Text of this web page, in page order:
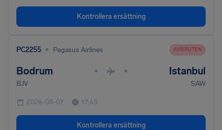
Kontrollera ersättning
PC2255 • Pegasus Airlines AVBRUTEN
Bodrum • • Istanbul
BJV SAW
2026-08-07 17:45
Kontrollera ersättning